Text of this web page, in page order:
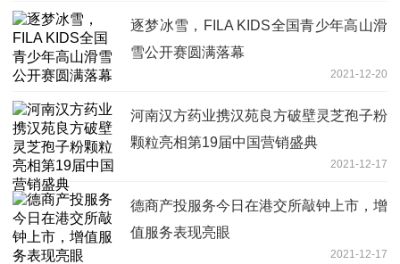
逐梦冰雪，FILA KIDS全国青少年高山滑
雪公开赛圆满落幕
2021-12-20
河南汉方药业携汉苑良方破壁灵芝孢子粉
颗粒亮相第19届中国营销盛典
2021-12-17
德商产投服务今日在港交所敲钟上市，增
值服务表现亮眼
2021-12-17